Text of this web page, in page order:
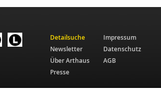
Detailsuche
Newsletter
Über Arthaus
Presse
Impressum
Datenschutz
AGB